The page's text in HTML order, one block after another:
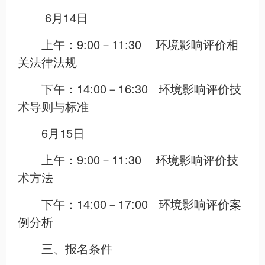
6月14日
上午：9:00－11:30 环境影响评价相
关法律法规
下午：14:00－16:30 环境影响评价技
术导则与标准
6月15日
上午：9:00－11:30 环境影响评价技
术方法
下午：14:00－17:00 环境影响评价案
例分析
三、报名条件